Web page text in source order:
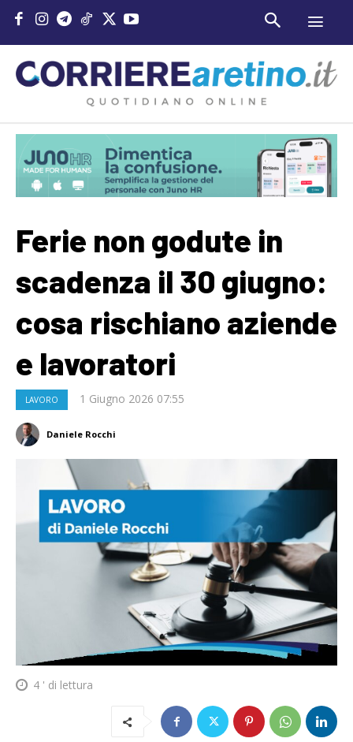
Ferie non godute in
scadenza il 30 giugno:
cosa rischiano aziende
e lavoratori
LAVORO 1 Giugno 2026 07:55
Daniele Rocchi
4 ' di lettura